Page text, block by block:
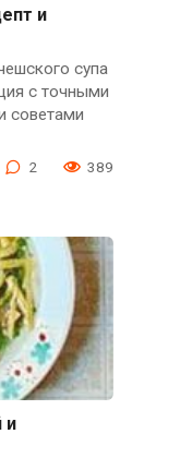
и
супа
с точными
советами
2 389
и